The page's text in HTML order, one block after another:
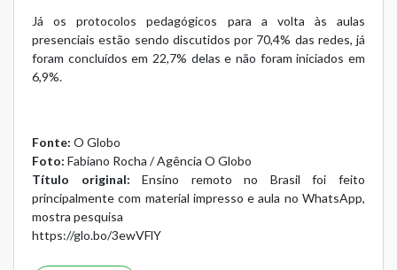
Já os protocolos pedagógicos para a volta às aulas
presenciais estão sendo discutidos por 70,4% das redes, já
foram concluídos em 22,7% delas e não foram iniciados em
6,9%.
Fonte: O Globo
Foto: Fabiano Rocha / Agência O Globo
Título original: Ensino remoto no Brasil foi feito
principalmente com material impresso e aula no WhatsApp,
mostra pesquisa
https://glo.bo/3ewVFlY